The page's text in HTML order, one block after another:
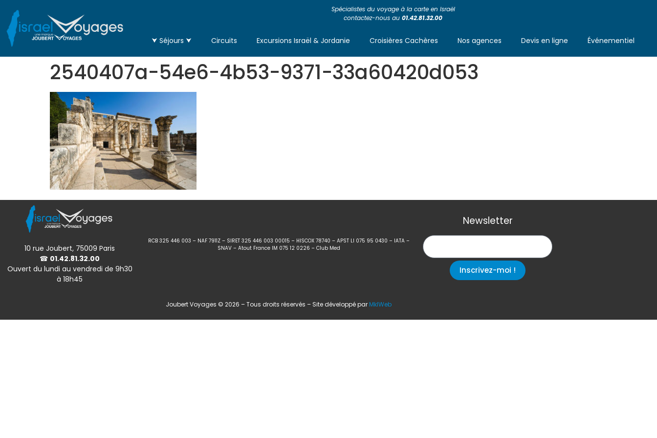
Spécialistes du voyage à la carte en Israël
contactez-nous au01.42.81.32.00
⮟ Séjours ⮟ Circuits Excursions Israël & Jordanie Croisières Cachères Nos agences Devis en ligne Événementiel
2540407a-54e6-4b53-9371-33a60420d053
10 rue Joubert, 75009 Paris
☎ 01.42.81.32.00
Ouvert du lundi au vendredi de 9h30
à 18h45
RCB 325 446 003 – NAF 7911Z – SIRET 325 446 003 00015 – HISCOX 78740 – APST LI 075 95 0430 – IATA –
SNAV – Atout France IM 075 12 0226 – Club Med
Newsletter
Inscrivez-moi !
Joubert Voyages © 2026 – Tous droits réservés – Site développé par MklWeb